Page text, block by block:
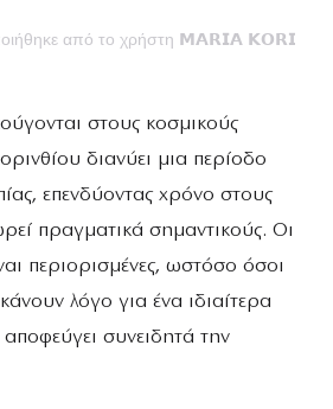
από το χρήστη 𝗠𝗔𝗥𝗜𝗔
στους κοσμικούς
διανύει μια περίοδο
επενδύοντας χρόνο στους
πραγματικά σημαντικούς. Οι
περιορισμένες, ωστόσο όσοι
λόγο για ένα ιδιαίτερα
συνειδητά την